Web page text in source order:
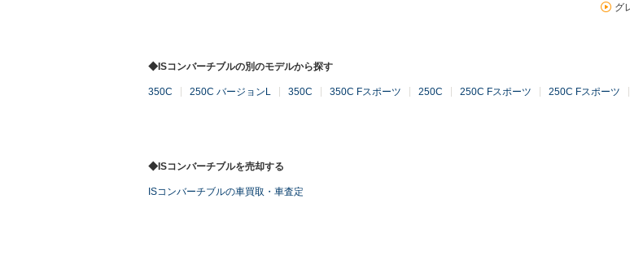
グ
◆ISコンバーチブルの別のモデルから探す
350C 250C バージョンL 350C 350C Fスポーツ 250C 250C Fスポーツ 250C Fスポーツ
◆ISコンバーチブルを売却する
ISコンバーチブルの車買取・車査定